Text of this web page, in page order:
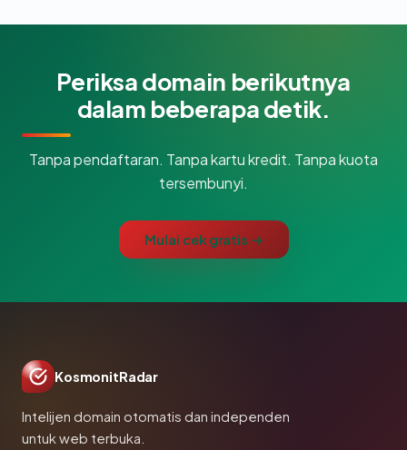
Periksa domain berikutnya
dalam beberapa detik.
Tanpa pendaftaran. Tanpa kartu kredit. Tanpa kuota
tersembunyi.
Mulai cek gratis →
KosmonitRadar
Intelijen domain otomatis dan independen
untuk web terbuka.